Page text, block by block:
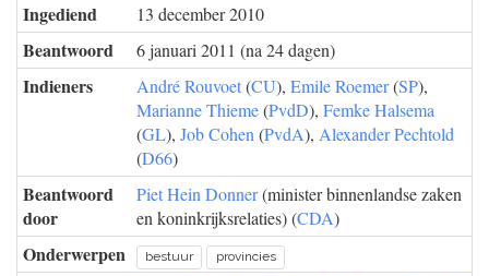
Ingediend 13 december 2010
Beantwoord 6 januari 2011 (na 24 dagen)
Indieners André Rouvoet(CU), Emile Roemer(SP),
Marianne Thieme(PvdD), Femke Halsema
(GL), Job Cohen (PvdA), Alexander Pechtold
(D66)
Beantwoord
door
Piet Hein Donner(minister binnenlandse zaken
en koninkrijksrelaties) (CDA)
Onderwerpen bestuur provincies